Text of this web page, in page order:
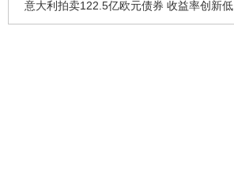
意大利拍卖122.5亿欧元债券 收益率创新低